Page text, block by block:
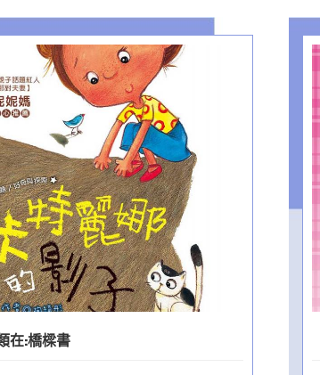
在:橋樑書